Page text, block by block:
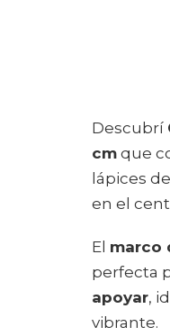
Descubrí
cm que
lápices
en el
El marco
perfecta
apoyar,
vibrante.